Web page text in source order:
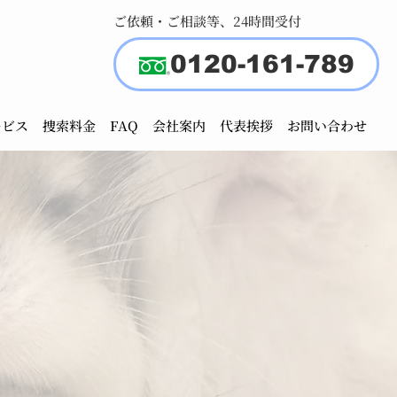
ご依頼・ご相談等、24時間受付
0120-161-789
ス 捜索料金 FAQ 会社案内 代表挨拶 お問い合わせ